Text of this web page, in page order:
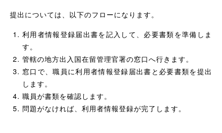
提出については、以下のフローになります。
利用者情報登録届出書を記入して、必要書類を準備しま
す。
管轄の地方出入国在留管理官署の窓口へ行きます。
窓口で、職員に利用者情報登録届出書と必要書類を提出
します。
職員が書類を確認します。
問題がなければ、利用者情報登録が完了します。